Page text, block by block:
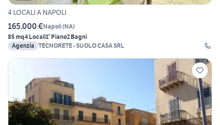
4 LOCALI A NAPOLI
165.000 €Napoli(NA)
85 mq4 Locali1° Piano2 Bagni
Agenzia TECNORETE - SUOLO CASA SRL